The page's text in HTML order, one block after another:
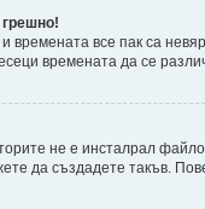
времената все пак са
времената да се
не е инсталрал
да създадете такъв.